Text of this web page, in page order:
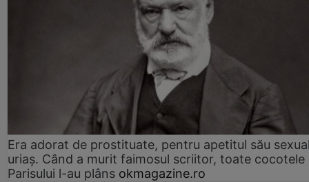
Era adorat de prostituate, pentru apetitul său
uriaș. Când a murit faimosul scriitor, toate cocotele
Parisului l-au plâns okmagazine.ro